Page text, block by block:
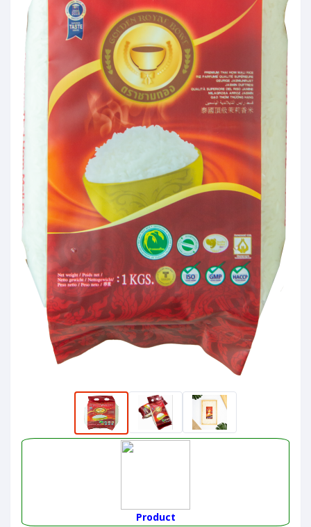
Product